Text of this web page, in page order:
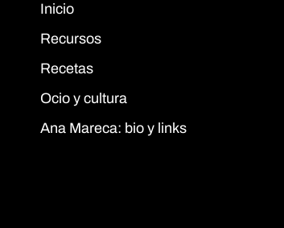
Inicio
Recursos
Recetas
Ocio y cultura
Ana Mareca: bio y links